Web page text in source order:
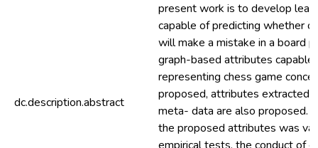
dc.description.abstract
present work is to develop
capable of predicting whether
will make a mistake in a board
graph-based attributes
representing chess game
proposed, attributes extracted
meta- data are also proposed.
the proposed attributes was